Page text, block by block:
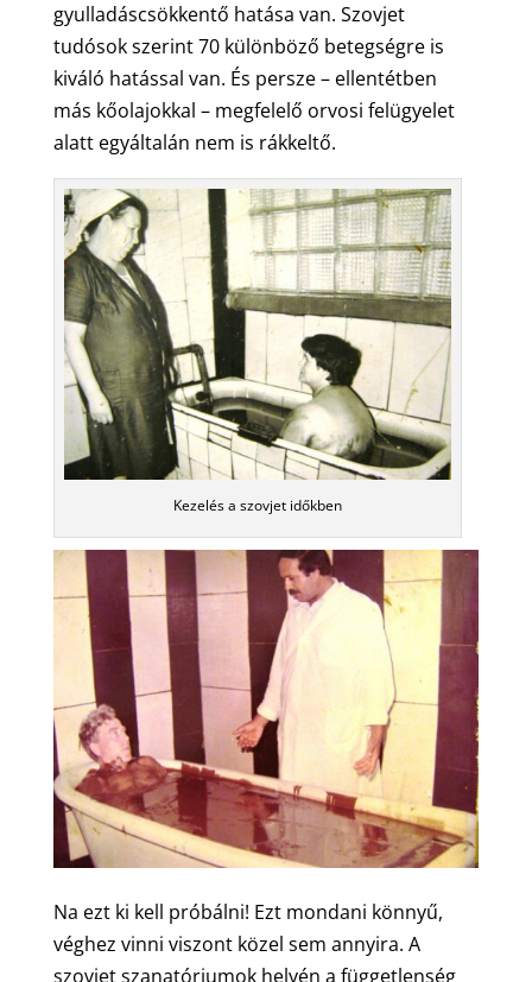
gyulladáscsökkentő hatása van. Szovjet
tudósok szerint 70 különböző betegségre is
kiváló hatással van. És persze – ellentétben
más kőolajokkal – megfelelő orvosi felügyelet
alatt egyáltalán nem is rákkeltő.
Kezelés a szovjet időkben
Na ezt ki kell próbálni! Ezt mondani könnyű,
véghez vinni viszont közel sem annyira. A
szovjet szanatóriumok helyén a függetlenség